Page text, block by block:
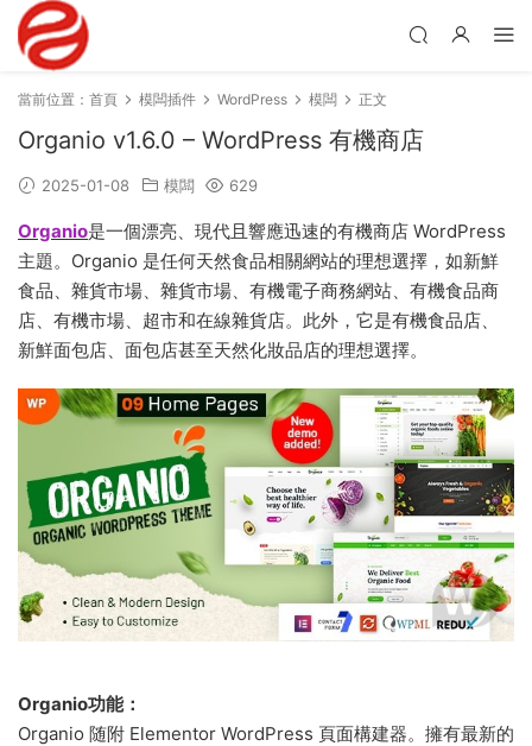
當前位置： 首頁 模闆插件 WordPress 模闆 正文
Organio v1.6.0 – WordPress 有機商店
2025-01-08 模闆 629
Organio是一個漂亮、現代且響應迅速的有機商店 WordPress
主題。Organio 是任何天然食品相關網站的理想選擇，如新鮮
食品、雜貨市場、雜貨市場、有機電子商務網站、有機食品商
店、有機市場、超市和在線雜貨店。此外，它是有機食品店、
新鮮面包店、面包店甚至天然化妝品店的理想選擇。
Organio功能：
Organio 随附 Elementor WordPress 頁面構建器。擁有最新的